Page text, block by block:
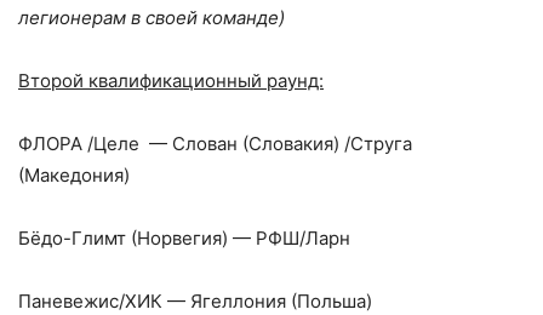
легионерам в своей команде)
Второй квалификационный раунд:
ФЛОРА /Целе — Слован (Словакия) /Струга
(Македония)
Бёдо-Глимт (Норвегия) — РФШ/Ларн
Паневежис/ХИК — Ягеллония (Польша)